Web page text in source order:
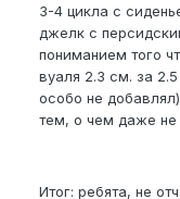
3-4 цикла с
джелк с
пониманием того
вуаля 2.3 см. за
особо не
тем, о чем даже не
Итог: ребята, не